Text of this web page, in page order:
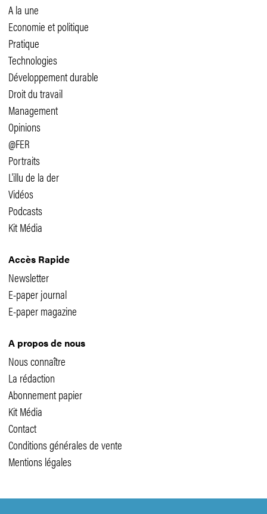
A la une
Economie et politique
Pratique
Technologies
Développement durable
Droit du travail
Management
Opinions
@FER
Portraits
L'illu de la der
Vidéos
Podcasts
Kit Média
Accès Rapide
Newsletter
E-paper journal
E-paper magazine
A propos de nous
Nous connaître
La rédaction
Abonnement papier
Kit Média
Contact
Conditions générales de vente
Mentions légales